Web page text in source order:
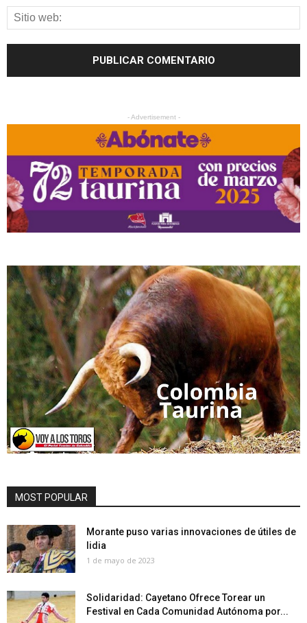
- Advertisement -
MOST POPULAR
Morante puso varias innovaciones de útiles de
lidia
1 de mayo de 2023
Solidaridad: Cayetano Ofrece Torear un
Festival en Cada Comunidad Autónoma por...